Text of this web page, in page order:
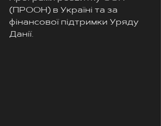
(ПРООН) в Україні та за
фінансової підтримки Уряду
Данії.